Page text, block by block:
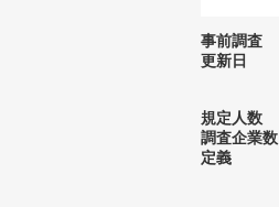
事前調査
更新日
規定人数
調査企業数
定義